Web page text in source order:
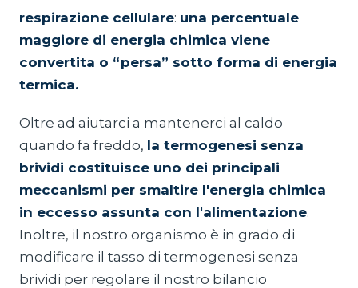
respirazione cellulare: una percentuale
maggiore di energia chimica viene
convertita o “persa” sotto forma di energia
termica.
Oltre ad aiutarci a mantenerci al caldo
quando fa freddo, la termogenesi senza
brividi costituisce uno dei principali
meccanismi per smaltire l'energia chimica
in eccesso assunta con l'alimentazione.
Inoltre, il nostro organismo è in grado di
modificare il tasso di termogenesi senza
brividi per regolare il nostro bilancio